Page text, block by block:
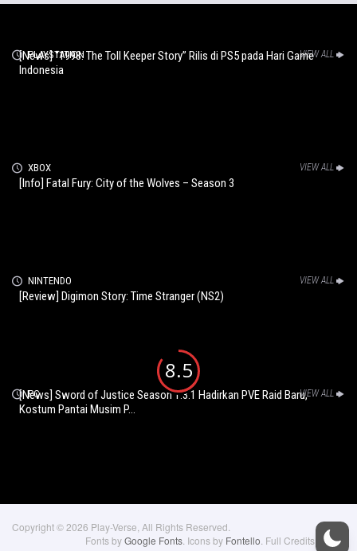
PLAYSTATION VIEW ALL
[News] “1998: The Toll Keeper Story” Rilis di PS5 pada Hari Game
Indonesia
XBOX VIEW ALL
[Info] Fatal Fury: City of the Wolves – Season 3
NINTENDO VIEW ALL
8.5
[Review] Digimon Story: Time Stranger (NS2)
PC VIEW ALL
[News] Sword of Justice Season 1.3.1 Hadirkan PVE Raid Baru,
Kostum Pantai Musim P...
Copyright © 2026 Play-Verse, All Rights Reserved.
Fonts byGoogle Fonts . Icons by Fontello . Full Credits here »